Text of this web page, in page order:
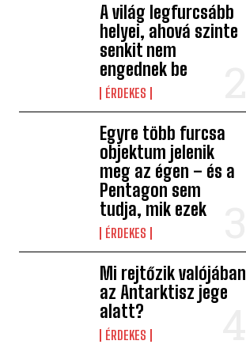
A világ legfurcsább
helyei, ahová szinte
senkit nem
engednek be
ÉRDEKES
Egyre több furcsa
objektum jelenik
meg az égen – és a
Pentagon sem
tudja, mik ezek
ÉRDEKES
Mi rejtőzik valójában
az Antarktisz jege
alatt?
ÉRDEKES